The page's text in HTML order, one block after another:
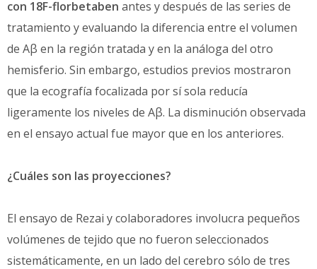
con 18F-florbetaben antes y después de las series de
tratamiento y evaluando la diferencia entre el volumen
de Aβ en la región tratada y en la análoga del otro
hemisferio. Sin embargo, estudios previos mostraron
que la ecografía focalizada por sí sola reducía
ligeramente los niveles de Aβ. La disminución observada
en el ensayo actual fue mayor que en los anteriores.
¿Cuáles son las proyecciones?
El ensayo de Rezai y colaboradores involucra pequeños
volúmenes de tejido que no fueron seleccionados
sistemáticamente, en un lado del cerebro sólo de tres